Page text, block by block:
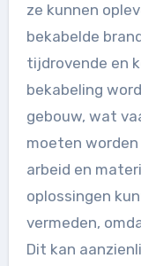
ze kunnen
bekabelde
tijdrovende en
bekabeling
gebouw, wat
moeten
arbeid en
oplossingen
vermeden,
Dit kan